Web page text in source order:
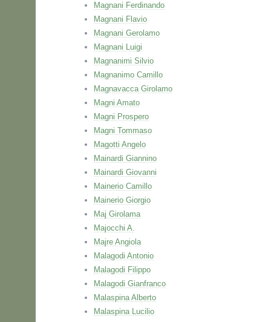
Magnani Ferdinando
Magnani Flavio
Magnani Gerolamo
Magnani Luigi
Magnanimi Silvio
Magnanimo Camillo
Magnavacca Girolamo
Magni Amato
Magni Prospero
Magni Tommaso
Magotti Angelo
Mainardi Giannino
Mainardi Giovanni
Mainerio Camillo
Mainerio Giorgio
Maj Girolama
Majocchi A.
Majre Angiola
Malagodi Antonio
Malagodi Filippo
Malagodi Gianfranco
Malaspina Alberto
Malaspina Lucilio